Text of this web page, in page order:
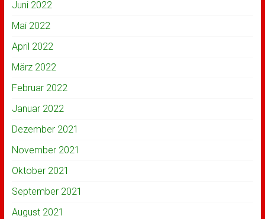
Juni 2022
Mai 2022
April 2022
März 2022
Februar 2022
Januar 2022
Dezember 2021
November 2021
Oktober 2021
September 2021
August 2021